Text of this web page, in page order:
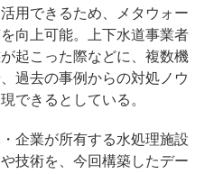
用できるため、メタウォー
向上可能。上下水道事業者
起こった際などに、複数機
過去の事例からの対処ノウ
できるとしている。
企業が所有する水処理施設
技術を、今回構築したデー